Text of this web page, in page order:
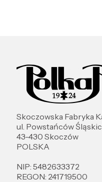
Skoczowska Fabryka
ul. Powstańców
43-430 Skoczów
POLSKA
NIP: 5482633372
REGON: 241719500